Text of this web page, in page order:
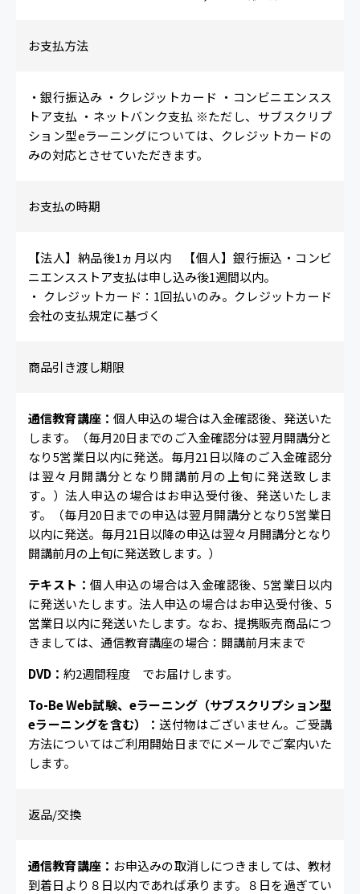
お支払方法
・銀行振込み ・クレジットカード ・コンビニエンスス
トア支払 ・ネットバンク支払 ※ただし、サブスクリプ
ション型eラーニングについては、クレジットカードの
みの対応とさせていただきます。
お支払の時期
【法人】納品後1ヵ月以内 【個人】銀行振込・コンビ
ニエンスストア支払は申し込み後1週間以内。
・ クレジットカード：1回払いのみ。クレジットカード
会社の支払規定に基づく
商品引き渡し期限
通信教育講座： 個人申込の場合は入金確認後、発送いた
します。（毎月20日までのご入金確認分は翌月開講分と
なり5営業日以内に発送。毎月21日以降のご入金確認分
は翌々月開講分となり開講前月の上旬に発送致しま
す。）法人申込の場合はお申込受付後、発送いたしま
す。（毎月20日までの申込は翌月開講分となり5営業日
以内に発送。毎月21日以降の申込は翌々月開講分となり
開講前月の上旬に発送致します。）
テキスト：個人申込の場合は入金確認後、5営業日以内
に発送いたします。法人申込の場合はお申込受付後、5
営業日以内に発送いたします。なお、提携販売商品につ
きましては、通信教育講座の場合：開講前月末まで
DVD： 約2週間程度 でお届けします。
To-Be Web試験、eラーニング（サブスクリプション型
eラーニングを含む）：送付物はございません。ご受講
方法についてはご利用開始日までにメールでご案内いた
します。
返品/交換
通信教育講座： お申込みの取消しにつきましては、教材
到着日より８日以内であれば承ります。８日を過ぎてい